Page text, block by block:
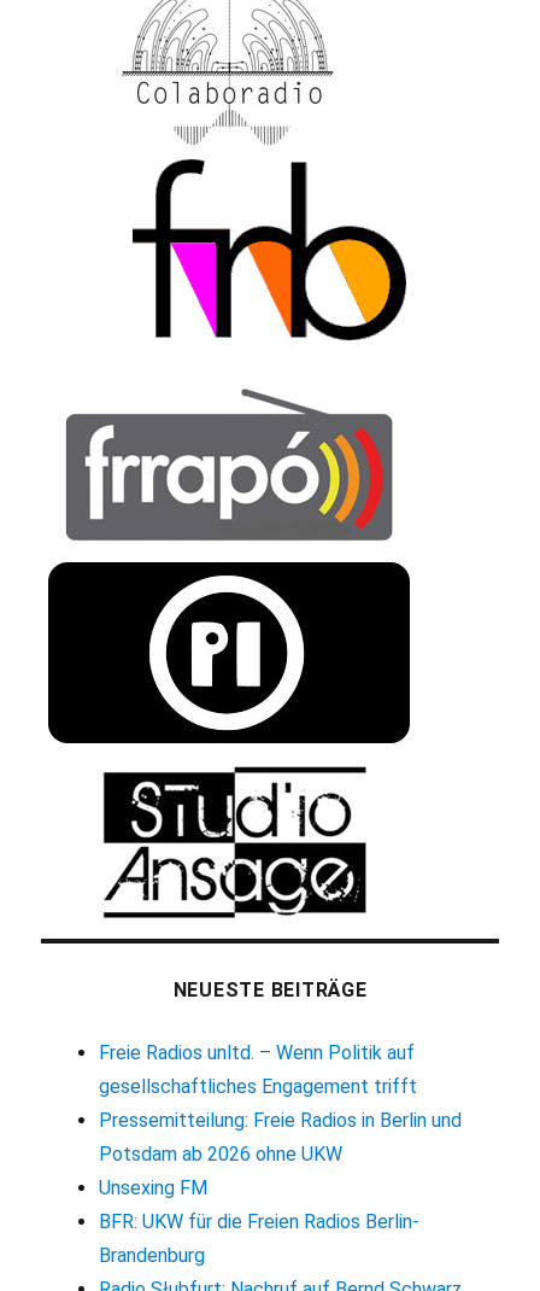
NEUESTE BEITRÄGE
Freie Radios unltd. – Wenn Politik auf
gesellschaftliches Engagement trifft
Pressemitteilung: Freie Radios in Berlin und
Potsdam ab 2026 ohne UKW
Unsexing FM
BFR: UKW für die Freien Radios Berlin-
Brandenburg